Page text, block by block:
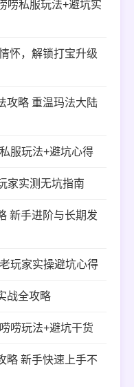
唠私服玩法+避坑实
怀，解锁打宝升级
攻略 重温玛法大陆
服玩法+避坑心得
家实测无坑指南
新手进阶与长期发
玩家实操避坑心得
战全攻略
唠玩法+避坑干货
略 新手快速上手不